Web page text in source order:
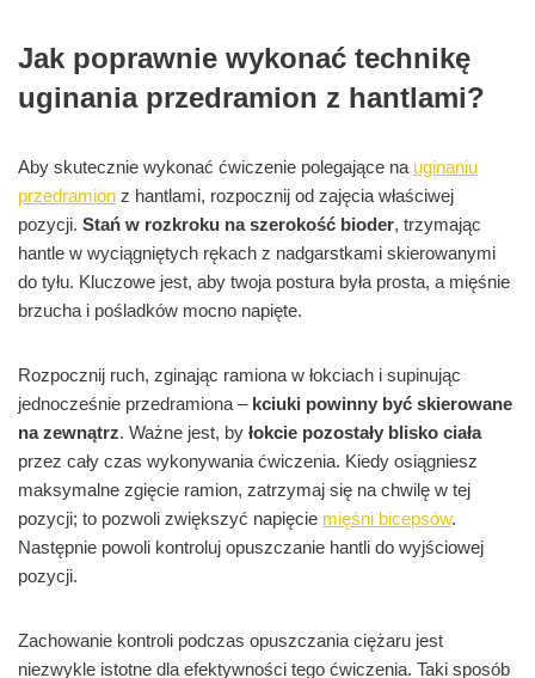
Jak poprawnie wykonać technikę
uginania przedramion z hantlami?
Aby skutecznie wykonać ćwiczenie polegające na uginaniu
przedramion z hantlami, rozpocznij od zajęcia właściwej
pozycji. Stań w rozkroku na szerokość bioder, trzymając
hantle w wyciągniętych rękach z nadgarstkami skierowanymi
do tyłu. Kluczowe jest, aby twoja postura była prosta, a mięśnie
brzucha i pośladków mocno napięte.
Rozpocznij ruch, zginając ramiona w łokciach i supinując
jednocześnie przedramiona – kciuki powinny być skierowane
na zewnątrz. Ważne jest, by łokcie pozostały blisko ciała
przez cały czas wykonywania ćwiczenia. Kiedy osiągniesz
maksymalne zgięcie ramion, zatrzymaj się na chwilę w tej
pozycji; to pozwoli zwiększyć napięcie mięśni bicepsów.
Następnie powoli kontroluj opuszczanie hantli do wyjściowej
pozycji.
Zachowanie kontroli podczas opuszczania ciężaru jest
niezwykle istotne dla efektywności tego ćwiczenia. Taki sposób